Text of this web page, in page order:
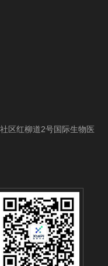
区红柳道2号国际生物医